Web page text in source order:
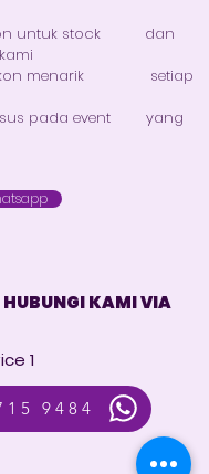
untuk stock dan
menarik setiap
pada event yang
HUBUNGI KAMI VIA
1
9484